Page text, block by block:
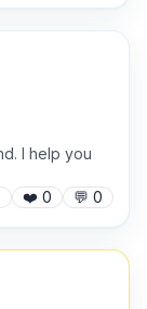
I help you
❤️ 0 💬 0